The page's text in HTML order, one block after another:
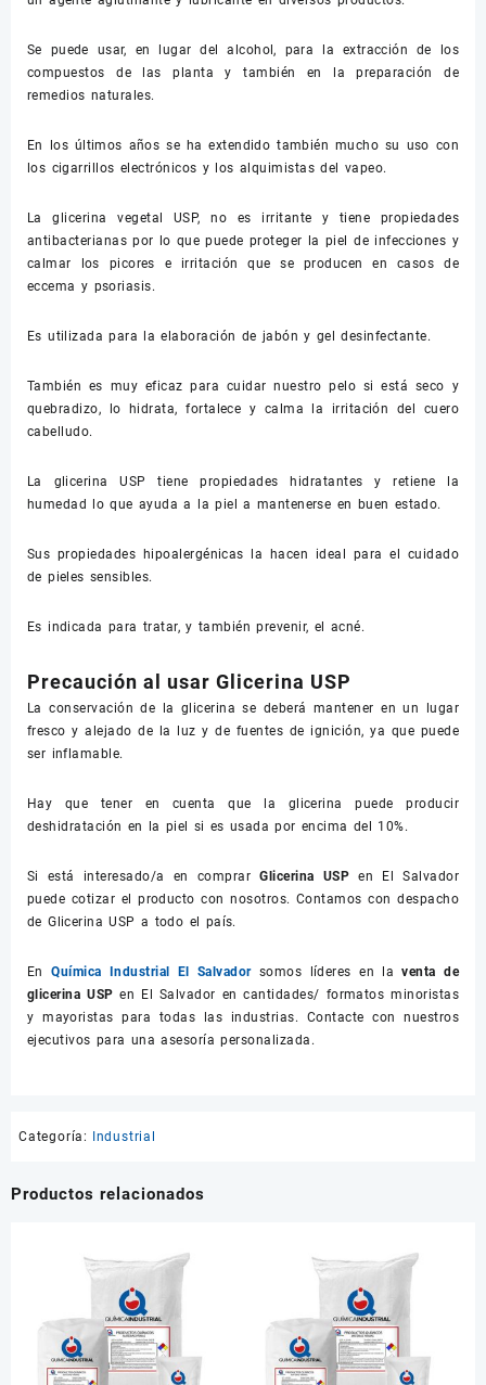
Se puede usar, en lugar del alcohol, para la extracción de los
compuestos de las planta y también en la preparación de
remedios naturales.
En los últimos años se ha extendido también mucho su uso con
los cigarrillos electrónicos y los alquimistas del vapeo.
La glicerina vegetal USP, no es irritante y tiene propiedades
antibacterianas por lo que puede proteger la piel de infecciones y
calmar los picores e irritación que se producen en casos de
eccema y psoriasis.
Es utilizada para la elaboración de jabón y gel desinfectante.
También es muy eficaz para cuidar nuestro pelo si está seco y
quebradizo, lo hidrata, fortalece y calma la irritación del cuero
cabelludo.
La glicerina USP tiene propiedades hidratantes y retiene la
humedad lo que ayuda a la piel a mantenerse en buen estado.
Sus propiedades hipoalergénicas la hacen ideal para el cuidado
de pieles sensibles.
Es indicada para tratar, y también prevenir, el acné.
Precaución al usar Glicerina USP
La conservación de la glicerina se deberá mantener en un lugar
fresco y alejado de la luz y de fuentes de ignición, ya que puede
ser inflamable.
Hay que tener en cuenta que la glicerina puede producir
deshidratación en la piel si es usada por encima del 10%.
Si está interesado/a en comprar Glicerina USP en El Salvador
puede cotizar el producto con nosotros. Contamos con despacho
de Glicerina USP a todo el país.
EnQuímica Industrial El Salvadorsomos líderes en laventa de
glicerina USPen El Salvador en cantidades/ formatos minoristas
y mayoristas para todas las industrias. Contacte con nuestros
ejecutivos para una asesoría personalizada.
Categoría: Industrial
Productos relacionados